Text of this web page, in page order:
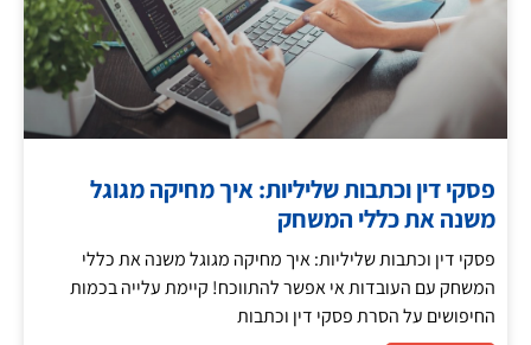
פסקי דין וכתבות שליליות: איך מחיקה מגוגל
משנה את כללי המשחק
פסקי דין וכתבות שליליות: איך מחיקה מגוגל משנה את כללי
המשחק עם העובדות אי אפשר להתווכח! קיימת עלייה בכמות
החיפושים על הסרת פסקי דין וכתבות